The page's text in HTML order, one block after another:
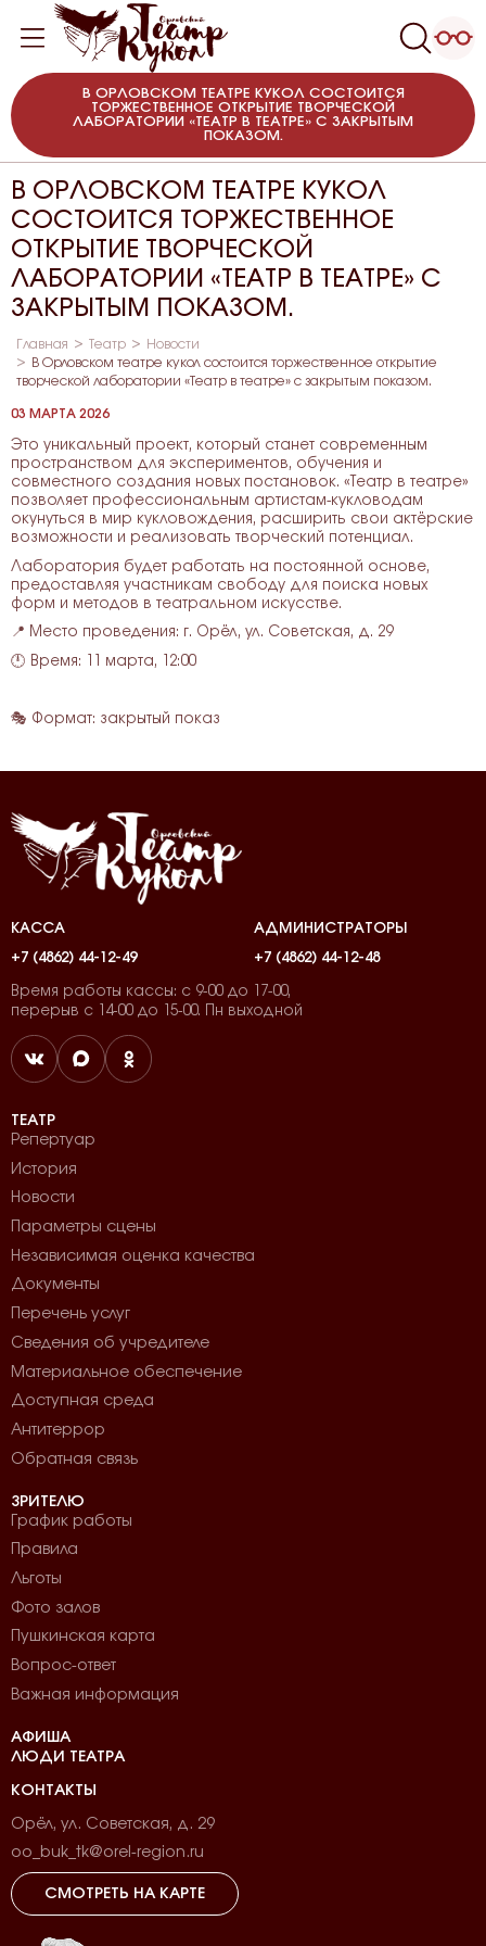
В ОРЛОВСКОМ ТЕАТРЕ КУКОЛ СОСТОИТСЯ
ТОРЖЕСТВЕННОЕ ОТКРЫТИЕ ТВОРЧЕСКОЙ
ЛАБОРАТОРИИ «ТЕАТР В ТЕАТРЕ» С ЗАКРЫТЫМ
ПОКАЗОМ.
В ОРЛОВСКОМ ТЕАТРЕ КУКОЛ
СОСТОИТСЯ ТОРЖЕСТВЕННОЕ
ОТКРЫТИЕ ТВОРЧЕСКОЙ
ЛАБОРАТОРИИ «ТЕАТР В ТЕАТРЕ» С
ЗАКРЫТЫМ ПОКАЗОМ.
Главная Театр
Новости
В Орловском театре кукол состоится торжественное открытие
творческой лаборатории «Театр в театре» с закрытым показом.
03 МАРТА 2026
Это уникальный проект, который станет современным
пространством для экспериментов, обучения и
совместного создания новых постановок. «Театр в театре»
позволяет профессиональным артистам-кукловодам
окунуться в мир кукловождения, расширить свои актёрские
возможности и реализовать творческий потенциал.
Лаборатория будет работать на постоянной основе,
предоставляя участникам свободу для поиска новых
форм и методов в театральном искусстве.
📍 Место проведения: г. Орёл, ул. Советская, д. 29
🕛 Время: 11 марта, 12:00
🎭 Формат: закрытый показ
КАССА
+7 (4862) 44-12-49
АДМИНИСТРАТОРЫ
+7 (4862) 44-12-48
Время работы кассы: с 9-00 до 17-00,
перерыв с 14-00 до 15-00. Пн выходной
ТЕАТР
Репертуар
История
Новости
Параметры сцены
Независимая оценка качества
Документы
Перечень услуг
Сведения об учредителе
Материальное обеспечение
Доступная среда
Антитеррор
Обратная связь
ЗРИТЕЛЮ
График работы
Правила
Льготы
Фото залов
Пушкинская карта
Вопрос-ответ
Важная информация
АФИША
ЛЮДИ ТЕАТРА
КОНТАКТЫ
Орёл, ул. Советская, д. 29
oo_buk_tk@orel-region.ru
СМОТРЕТЬ НА КАРТЕ